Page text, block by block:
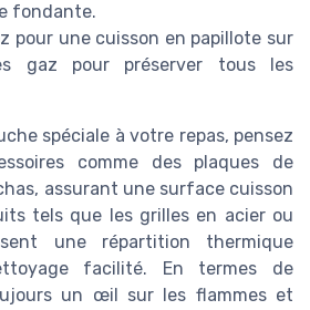
fondante.
pour une cuisson en papillote sur
gaz pour préserver tous les
spéciale à votre repas, pensez
comme des plaques de
assurant une surface cuisson
tels que les grilles en acier ou
une répartition thermique
facilité. En termes de
un œil sur les flammes et